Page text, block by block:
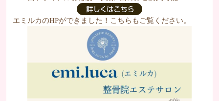
エミルカのHPができました！こちらもご覧ください。